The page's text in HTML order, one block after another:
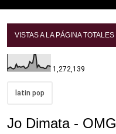
VISTAS A LA PÁGINA TOTALES
1,272,139
latin pop
Jo Dimata - OMG